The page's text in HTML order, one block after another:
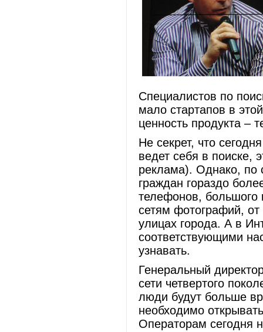
Специалистов по
мало стартапов в
ценность продукта –
Не секрет, что
ведет себя в поиске,
реклама). Однако, по
граждан гораздо
телефонов,
сетям фотографий, от
улицах города. А в
соответствующими
узнавать.
Генеральный
сети четвертого
люди будут больше
необходимо
Операторам сегодня